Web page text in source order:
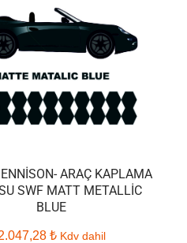
ARAÇ KAPLAMA
SWF MATT METALLIC
BLUE
₺ Kdv dahil